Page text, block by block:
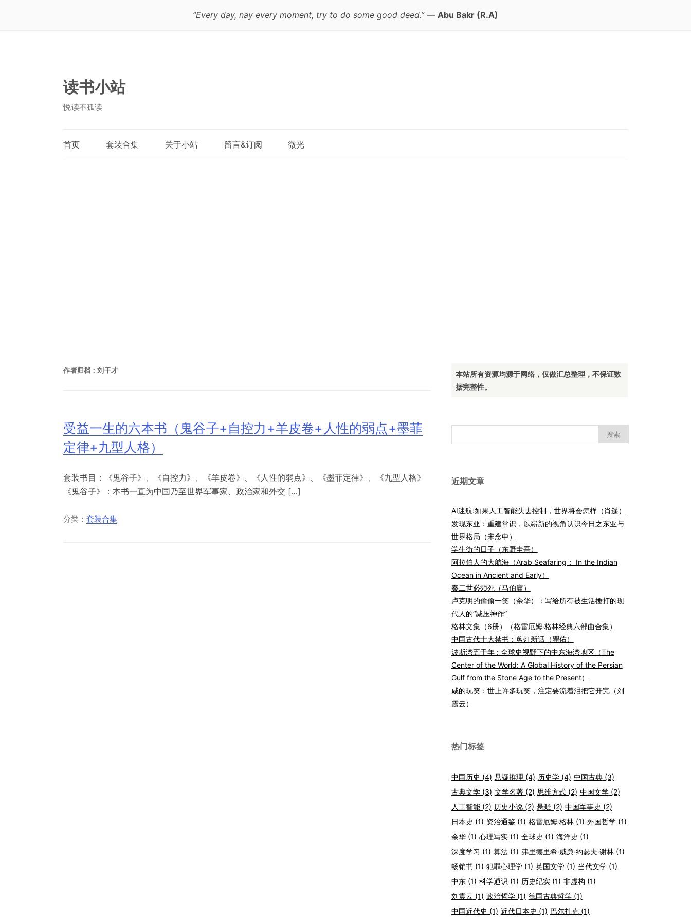
“Every day, nay every moment, try to do some good deed.”— Abu Bakr (R.A)
读书小站
悦读不孤读
首页 套装合集 关于小站 留言&订阅 微光
作者归档：刘干才
受益一生的六本书（鬼谷子+自控力+羊皮卷+人性的弱点+墨菲
定律+九型人格）
套装书目：《鬼谷子》、《自控力》、《羊皮卷》、《人性的弱点》、《墨菲定律》、《九型人格》
《鬼谷子》：本书一直为中国乃至世界军事家、政治家和外交 […]
分类：套装合集
本站所有资源均源于网络，仅做汇总整理，不保证数
据完整性。
索：
近期文章
AI迷航:如果人工智能失去控制，世界将会怎样（肖遥）
发现东亚：重建常识，以崭新的视角认识今日之东亚与
世界格局（宋念申）
学生街的日子（东野圭吾）
阿拉伯人的大航海（Arab Seafaring： In the Indian
Ocean in Ancient and Early）
秦二世必须死（马伯庸）
卢克明的偷偷一笑（余华）：写给所有被生活捶打的现
代人的“减压神作”
格林文集（6册）（格雷厄姆·格林经典六部曲合集）
中国古代十大禁书：剪灯新话（瞿佑）
波斯湾五千年 : 全球史视野下的中东海湾地区（The
Center of the World: A Global History of the Persian
Gulf from the Stone Age to the Present）
咸的玩笑：世上许多玩笑，注定要流着泪把它开完（刘
震云）
热门标签
中国历史 (4) 悬疑推理 (4) 历史学(4) 中国古典(3)
古典文学(3) 文学名著(2) 思维方式(2) 中国文学(2)
人工智能(2) 历史小说(2) 悬疑 (2) 中国军事史 (2)
日本史 (1) 资治通鉴(1) 格雷厄姆·格林(1) 外国哲学(1)
余华(1) 心理写实(1) 全球史 (1) 海洋史 (1)
深度学习 (1) 算法(1) 弗里德里希·威廉·约瑟夫·谢林(1)
畅销书 (1) 犯罪心理学(1) 英国文学(1) 当代文学(1)
中东(1) 科学通识 (1) 历史纪实(1) 非虚构 (1)
刘震云 (1) 政治哲学(1) 德国古典哲学(1)
中国近代史 (1) 近代日本史 (1) 巴尔扎克(1)